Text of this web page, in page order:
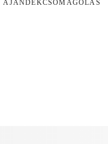
AJÁNDÉKCSOMAGOLÁS